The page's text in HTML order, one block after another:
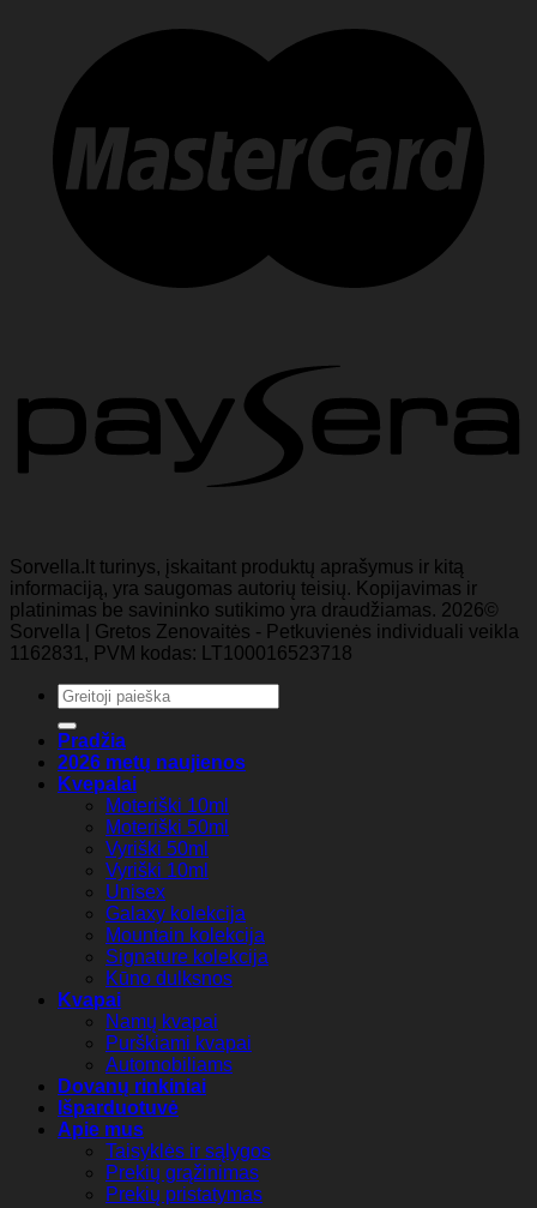
Sorvella.lt turinys, įskaitant produktų aprašymus ir kitą
informaciją, yra saugomas autorių teisių. Kopijavimas ir
platinimas be savininko sutikimo yra draudžiamas. 2026©
Sorvella | Gretos Zenovaitės - Petkuvienės individuali veikla
1162831, PVM kodas: LT100016523718
Ieškoti:
Pradžia
2026 metų naujienos
Kvepalai
Moteriški 10ml
Moteriški 50ml
Vyriški 50ml
Vyriški 10ml
Unisex
Galaxy kolekcija
Mountain kolekcija
Signature kolekcija
Kūno dulksnos
Kvapai
Namų kvapai
Purškiami kvapai
Automobiliams
Dovanų rinkiniai
Išparduotuvė
Apie mus
Taisyklės ir sąlygos
Prekių grąžinimas
Prekių pristatymas